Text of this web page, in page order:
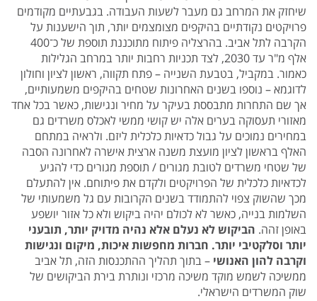
שיחזק את המרחב גם מעבר לשעות העבודה. בגבעתיים מקודמים
פרויקטים נקודתיים בהיקפים מצומצמים יותר, תוך הישענות על
הקרבה לתל אביב. בהרצליה פיתוח מתוכננת תוספת של כ־400
אלף מ"ר עד 2030, לצד תכניות רחבות יותר במרחב הגלילות
כאמור. במקביל, בטבעת השנייה – פתח תקווה, ראשון לציון וחולון
לדוגמא – נוספו בשנים האחרונות שטחים בהיקפים משמעותיים,
אך שם התחרות מתבססת בעיקר על מחיר ונגישות, כאשר בכל אחד
מאזורי תעסוקה בערים אלה יש קושי ממשי לאכלס משרדים גם
במחירים נמוכים על גבול כדאיות כלכלית ליזם. ולראיה במתחם
האלף בראשון לציון מועצת משנה ארצית אישרה לאחרונה הסבה
של שטחי משרדים לטובת מגורים / תוספת מגורים כדי להגיע
לכדאיות כלכלית של הפרויקטים ולקדם את פיתוחם. אין להתעלם
מכך שהשוק צפוי להתמודד בשנים הקרובות עם גל משמעותי של
השלמות בנייה, כאשר לא לכולם יהיה ביקוש ולא כל אזור יושפע
באופן זהה. הביקוש לא נעלם אלא נהיה מדויק יותר, תובעני
יותר וסלקטיבי יותר. חברות מחפשות איכות, מיקום ונגישות
וקרבה להון האנושי – בתוך תהליך ההתכנסות הזה, תל אביב
ממשיכה לשמש מוקד משיכה מרכזי ונותרת בירת הביקושים של
שוק המשרדים הישראלי.